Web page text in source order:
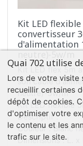
Kit LED
convertisseur
d'alimentation
neutre)-5w/m
Kit LED flex 5m
son câble
neutre)-5w/m
Kit LED flexible
Descriptif :
Couleur : Blanc
Dimensions : L. x
Quai 702 utilise
Lors de votre visite
recueillir certaines
dépôt de cookies.
d'optimiser votre
le contenu et les
trafic sur le site.